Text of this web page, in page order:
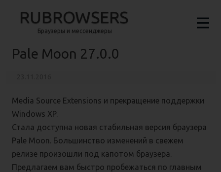
RUBROWSERS
Браузеры и мессенджеры
Pale Moon 27.0.0
Media Source Extensions и прекращение поддержки
Windows XP.
Стала доступна новая стабильная версия браузера
Pale Moon. Большинство изменений в свежем
релизе произошли под капотом браузера.
Предлагаем вам быстро пробежаться по главным